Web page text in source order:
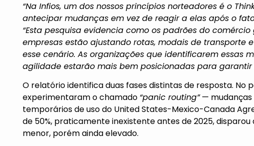
“Na Infios, um dos nossos princípios norteadores é o
antecipar mudanças em vez de reagir a elas após o
“Esta pesquisa evidencia como os padrões do
empresas estão ajustando rotas, modais de transporte
esse cenário. As organizações que identificarem essas
agilidade estarão mais bem posicionadas para garantir
O relatório identifica duas fases distintas de resposta. No
experimentaram o chamado “panic routing”— mudanças
temporários de uso do United States-Mexico-Canada
de 50%, praticamente inexistente antes de 2025,
menor, porém ainda elevado.